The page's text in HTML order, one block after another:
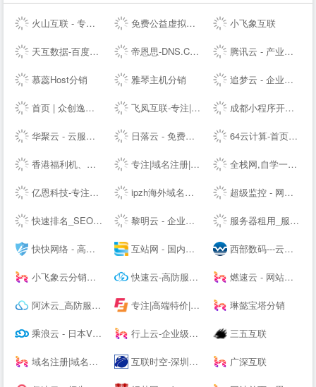
火山互联 - 专注Linux应用,弹性云主机 - 四川火山互联信息科技有限责任公司 免费公益虚拟主机|雷电云互联-公益挂机宝_公益vps挂机宝_公益云电脑_3元挂机宝_4元挂机宝_低价挂机宝_低价云电脑_5元挂机宝_达龙云电脑-挂机宝官网 小飞象互联
天互数据-百度BGP高防机房与云服务器租用托管服务中心！ 帝恩思-DNS.COM：DNS综合服务提供商-免费DNS解析-云解析-高防CDN-DNS劫持-SSL证书-网站劫持检测-宕机监控-云服务器ECS 腾讯云 - 产业智变 云启未来
慕蕊Host分销 雅琴主机分销 追梦云 - 企业级定制高防云服务器、虚拟主机、服务器租用托管服务提供商
首页 | 众创逸云 - 为全民开发者而生的专业云服务器 飞凤互联-专注|云主机|云空间|vps主机|拨号vps|虚拟主机|挂机宝|电信服务器|香港服务器 成都小程序开发_网站建设_小程序制作_自助建站_软件开发 - ⎛赤七互联⎞
华聚云 - 云服务器租用提供商 日落云 - 免费云服务器免费主机专注优质云服务 64云计算-首页演示
香港福利机、香港云服务器、美国站群VPS及物理主机提供商 专注|域名注册|com域名|cn域名|vip域名|pw域名|优质域名|无限空间|免费试用|ssl证书|-飞凤互联 全栈网,自学一个全栈工程师
亿恩科技-专注服务器托管22年 ipzh海外域名平台 超级监控 - 网站服务器数据监控服务商
快速排名_SEO关键词优化_SEO网站优化平台「推否SEO」 黎明云 - 企业级云服务器、服务器租用托管服务提供商 服务器租用_服务器托管_虚拟主机_云主机_vps-紫田网络
快快网络 - 高防服务器租用,DDOS高防清洗,高防BGP服务器 互站网 - 国内知名的网站交易、源码交易、域名交易服务中心 西部数码---云服务器-虚拟主机-域名注册,20年知名云服务商！
小飞象云分销系统 快速云-高防服务器租用秒解-香港vps-香港云服务器-江苏高防BGP服务器租用-快速云 燃速云 - 网站首页
阿沐云_高防服务器_香港服务器_高性价比云计算产品 专注|高端特价|活动主机| 无套路|续费同价|等主机服务器产品 - 飞凤互联 琳懿宝塔分销
乘浪云 - 日本VPS_美国VPS_香港云主机_美国服务器_Linode日本东京 行上云-企业级云服务器-虚拟云主机-高防服务器租用托管服务商 三五互联
域名注册|域名查询|域名申请|虚拟主机|企业邮箱|网站建设|云主机|网站安全证书|CA证书|尽在阳光互联 互联时空-深圳云主机,云服务器租用,深圳H5网站建设,域名注册,企业建站,小程序制作,服务器租用 广深互联